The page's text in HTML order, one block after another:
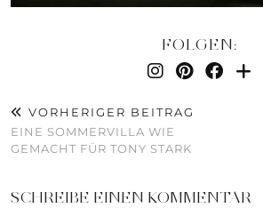
FOLGEN:
VORHERIGER BEITRAG
EINE SOMMERVILLA WIE
GEMACHT FÜR TONY STARK
SCHREIBE EINEN KOMMENTAR